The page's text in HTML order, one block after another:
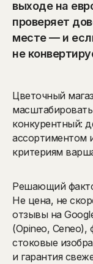
выходе на
проверяет
месте — и
не
Цветочный
конкурентный:
ассортиментом
критериям
Решающий
Не цена, не
отзывы на
(Opineo,
стоковые
и гарантия